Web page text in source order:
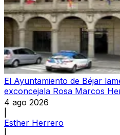
El Ayuntamiento de Béjar
exconcejala Rosa Marcos
4 ago 2026
Esther Herrero